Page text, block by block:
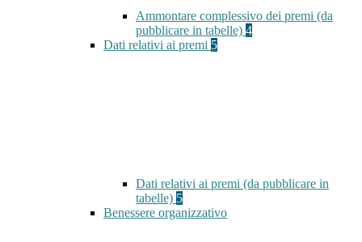
Ammontare complessivo dei premi (da
pubblicare in tabelle) 4
Dati relativi ai premi 5
Dati relativi ai premi (da pubblicare in
tabelle) 5
Benessere organizzativo